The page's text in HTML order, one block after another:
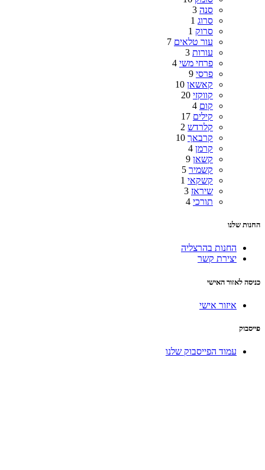
סנה 3
סרוג 1
סרוק 1
עור טלאים 7
עורות 3
פרחי משי 4
פרסי 9
קאשאן 10
קווקזי 20
קום 4
קילים 17
קלרדש 2
קרבאך 10
קרמן 4
קשאן 9
קשמיר 5
קשקאי 1
שיראז 3
תורכי 4
החנות שלנו
החנות בהרצליה
יצירת קשר
כניסה לאזור האישי
איזור אישי
פייסבוק
עמוד הפייסבוק שלנו